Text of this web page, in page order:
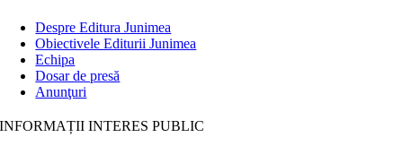
Despre Editura Junimea
Obiectivele Editurii Junimea
Echipa
Dosar de presă
Anunţuri
INFORMAȚII INTERES PUBLIC